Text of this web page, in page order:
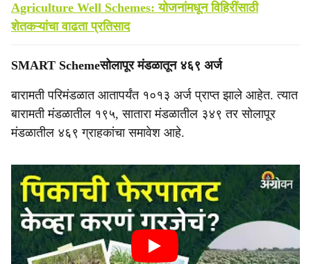
Agriculture Well Schemes: योजनांमधून विहिरींसाठी
शेतकऱ्यांचा वाढता प्रतिसाद
SMART Schemeसोलापूर मंडळातून ४६९ अर्ज
बारामती परिमंडळात आतापर्यंत १०१३ अर्ज प्राप्त झाले आहेत. त्यात
बारामती मंडळातील १९५, सातारा मंडळातील ३४९ तर सोलापूर
मंडळातील ४६९ ग्राहकांचा समावेश आहे.